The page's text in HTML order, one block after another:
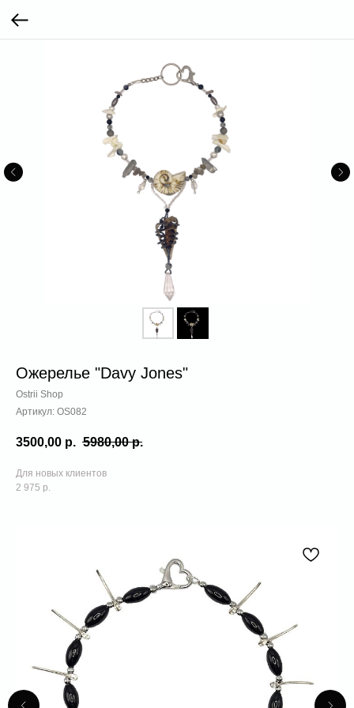
Ожерелье "Davy Jones"
Ostrii Shop
Артикул: OS082
3500,00 р. 5980,00 р.
Для новых клиентов
2 975 р.